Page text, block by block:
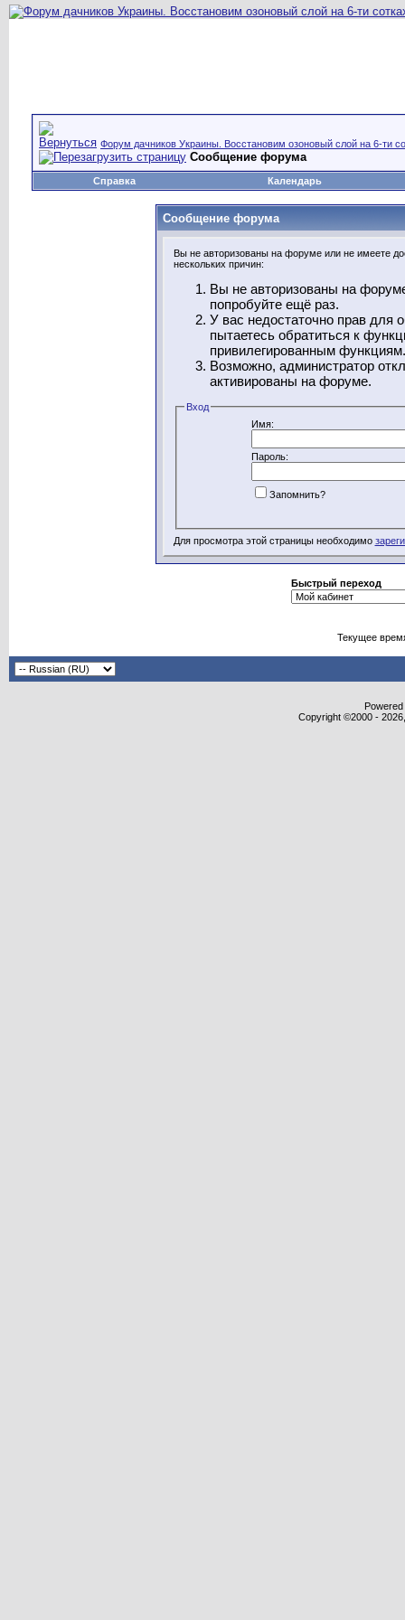
Форум дачников Украины. Восстановим озоновый слой на 6-ти
Сообщение форума
Справка Календарь
Сообщение форума
Вы не авторизованы на форуме или не имеете
нескольких причин:
Вы не авторизованы на
попробуйте ещё раз.
У вас недостаточно прав для
пытаетесь обратиться к
привилегированным функциям.
Возможно, администратор
активированы на форуме.
Вход
Имя:
Пароль:
Запомнить?
Для просмотра этой страницы необходимо
Быстрый переход
Текущее
Copyright ©2000 -